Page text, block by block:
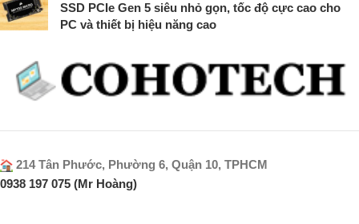
SSD PCIe Gen 5 siêu nhỏ gọn, tốc độ cực cao cho
PC và thiết bị hiệu năng cao
214 Tân Phước, Phường 6, Quận 10, TPHCM
0938 197 075 (Mr Hoàng)